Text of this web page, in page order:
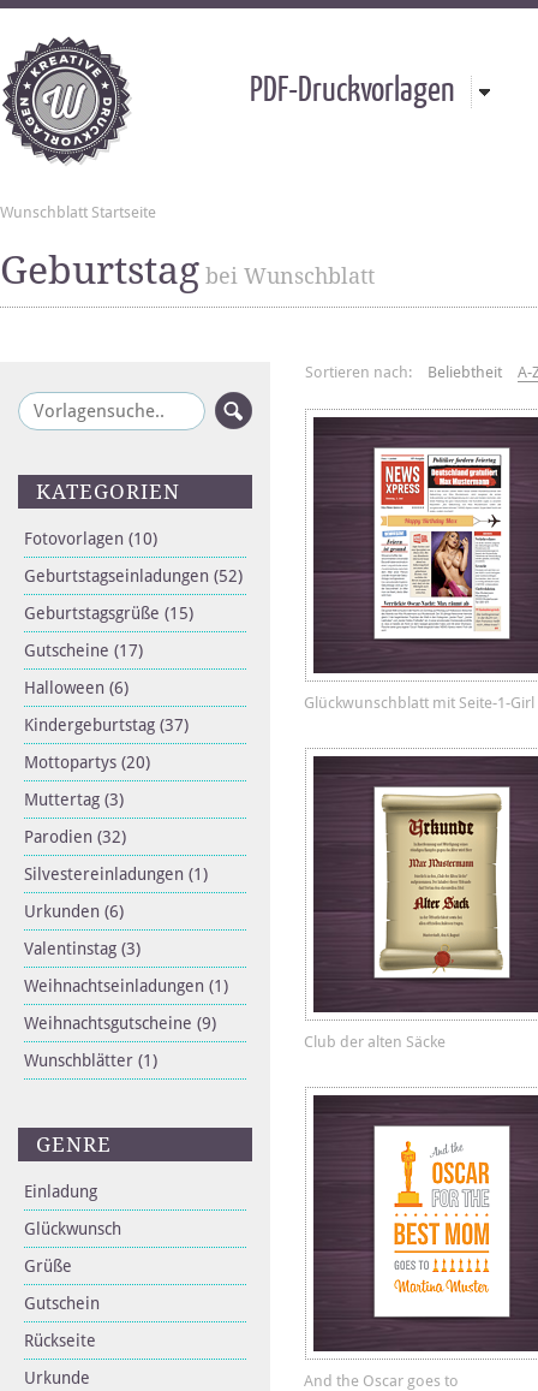
PDF-Druckvorlagen
Wunschblatt Startseite
Geburtstag bei Wunschblatt
KATEGORIEN
Fotovorlagen (10)
Geburtstagseinladungen (52)
Geburtstagsgrüße (15)
Gutscheine (17)
Halloween (6)
Kindergeburtstag (37)
Mottopartys (20)
Muttertag (3)
Parodien (32)
Silvestereinladungen (1)
Urkunden (6)
Valentinstag (3)
Weihnachtseinladungen (1)
Weihnachtsgutscheine (9)
Wunschblätter (1)
GENRE
Einladung
Glückwunsch
Grüße
Gutschein
Rückseite
Urkunde
Sortieren nach: Beliebtheit A-
Glückwunschblatt mit Seite-1-Girl
Club der alten Säcke
And the Oscar goes to